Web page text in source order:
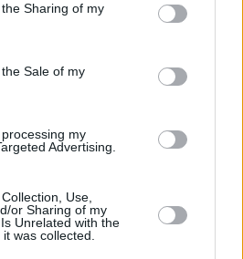
Sharing of my
Sale of my
my
Advertising.
Use,
or Sharing of my
Unrelated with the
was collected.
στη διεθνή συνάντηση
ο Δημήτρης Τέλλιος